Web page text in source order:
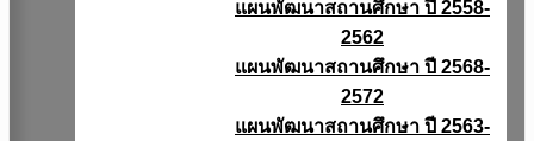
แผนพัฒนาสถานศึกษา ปี 2558-
2562
แผนพัฒนาสถานศึกษา ปี 2568-
2572
แผนพัฒนาสถานศึกษา ปี 2563-